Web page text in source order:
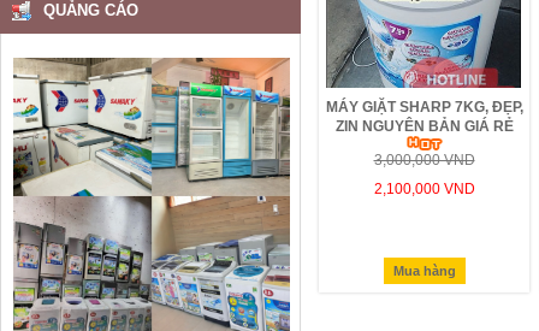
MÁY GIẶT SHARP 7KG, ĐẸP,
ZIN NGUYÊN BẢN GIÁ RẺ
3,000,000 VND
2,100,000 VND
Mua hàng
QUẢNG CÁO